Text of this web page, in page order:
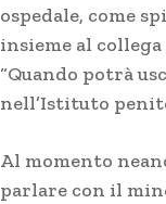
ospedale, come
insieme al
“Quando potrà
nell’Istituto
Al momento
parlare con il